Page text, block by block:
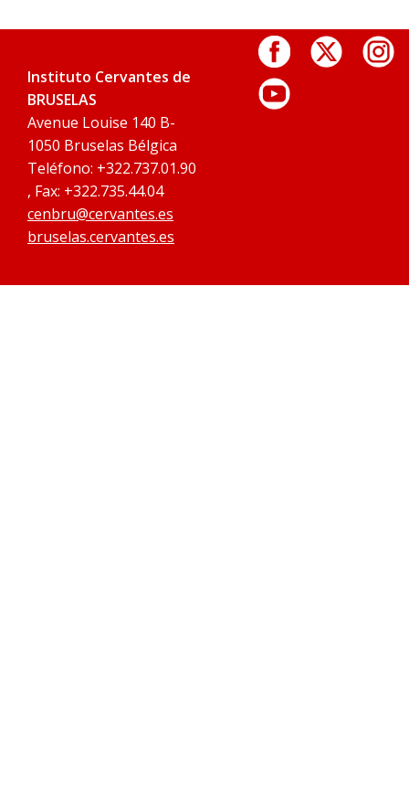
Instituto Cervantes de
BRUSELAS
Avenue Louise 140 B-
1050 Bruselas Bélgica
Teléfono: +322.737.01.90
, Fax: +322.735.44.04
cenbru@cervantes.es
bruselas.cervantes.es